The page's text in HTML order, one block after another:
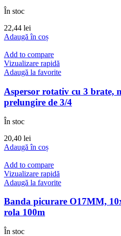
În stoc
22,44 lei
Adaugă în coș
Add to compare
Vizualizare rapidă
Adaugă la favorite
Aspersor rotativ cu 3 brate,
prelungire de 3/4
În stoc
20,40 lei
Adaugă în coș
Add to compare
Vizualizare rapidă
Adaugă la favorite
Banda picurare O17MM,
rola 100m
În stoc